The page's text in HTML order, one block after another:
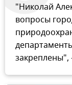
"Николай
вопросы
закреплены",